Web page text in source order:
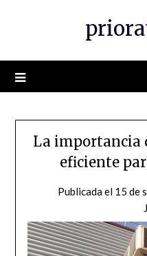
La importancia
eficiente
Publicada el 15 de